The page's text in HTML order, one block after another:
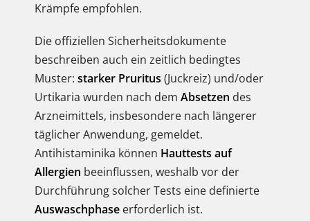
Krämpfe empfohlen.
Die offiziellen Sicherheitsdokumente
beschreiben auch ein zeitlich bedingtes
Muster: starker Pruritus (Juckreiz) und/oder
Urtikaria wurden nach dem Absetzen des
Arzneimittels, insbesondere nach längerer
täglicher Anwendung, gemeldet.
Antihistaminika können Hauttests auf
Allergien beeinflussen, weshalb vor der
Durchführung solcher Tests eine definierte
Auswaschphase erforderlich ist.